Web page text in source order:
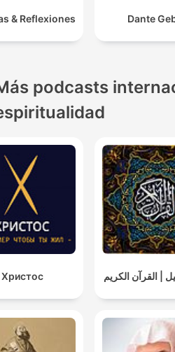
& Reflexiones Dante
podcasts
Христос | القرآن الكريم